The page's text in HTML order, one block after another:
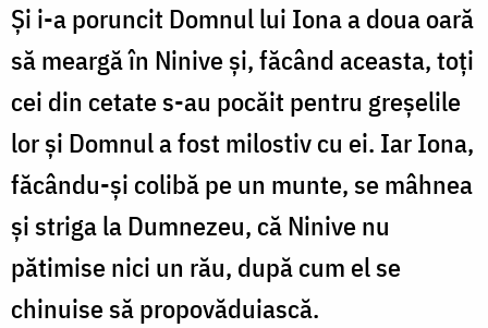
Și i-a poruncit Domnul lui Iona a doua oară
să meargă în Ninive și, făcând aceasta, toți
cei din cetate s-au pocăit pentru greșelile
lor și Domnul a fost milostiv cu ei. Iar Iona,
făcându-și colibă pe un munte, se mâhnea
și striga la Dumnezeu, că Ninive nu
pătimise nici un rău, după cum el se
chinuise să propovăduiască.